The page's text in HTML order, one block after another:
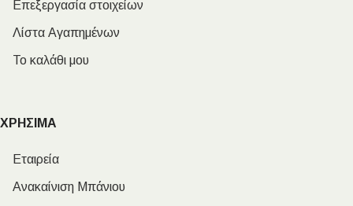
Επεξεργασία στοιχείων
Λίστα Αγαπημένων
Το καλάθι μου
ΧΡΗΣΙΜΑ
Εταιρεία
Ανακαίνιση Μπάνιου